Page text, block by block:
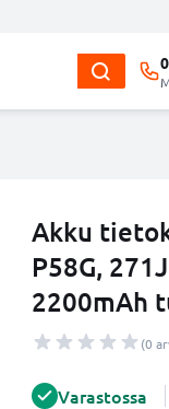
Akku
P58G,
2200mAh
(0
Varastossa